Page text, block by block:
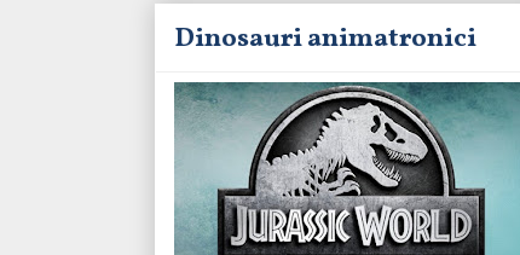
Dinosauri animatronici